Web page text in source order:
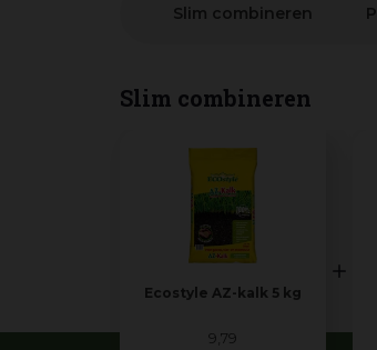
Slim combineren
Slim combineren
Ecostyle AZ-kalk 5 kg
9 79